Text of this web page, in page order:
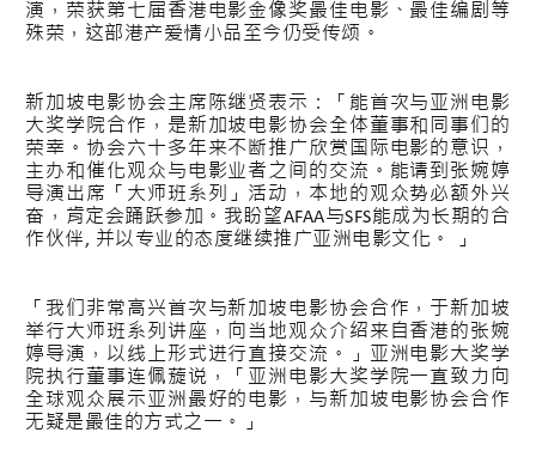
演，荣获第七届香港电影金像奖最佳电影、最佳编剧等
殊荣，这部港产爱情小品至今仍受传颂。
新加坡电影协会主席陈继贤表示：「能首次与亚洲电影
大奖学院合作，是新加坡电影协会全体董事和同事们的
荣幸。协会六十多年来不断推广欣赏国际电影的意识，
主办和催化观众与电影业者之间的交流。能请到张婉婷
导演出席「大师班系列」活动，本地的观众势必额外兴
奋，肯定会踊跃参加。我盼望AFAA与SFS能成为长期的合
作伙伴, 并以专业的态度继续推广亚洲电影文化。 」
「我们非常高兴首次与新加坡电影协会合作，于新加坡
举行大师班系列讲座，向当地观众介绍来自香港的张婉
婷导演，以线上形式进行直接交流。」亚洲电影大奖学
院执行董事连佩蔙说，「亚洲电影大奖学院一直致力向
全球观众展示亚洲最好的电影，与新加坡电影协会合作
无疑是最佳的方式之一。」